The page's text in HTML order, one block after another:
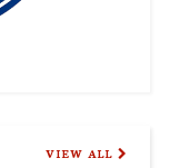
VIEW ALL